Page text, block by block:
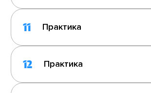
11 Практика
12 Практика